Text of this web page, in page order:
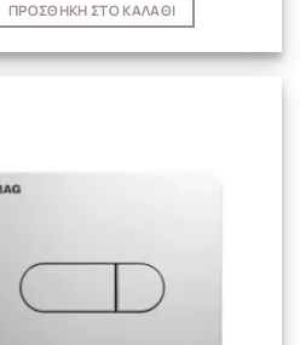
ΠΡΟΣΘΉΚΗ ΣΤΟ ΚΑΛΆΘΙ